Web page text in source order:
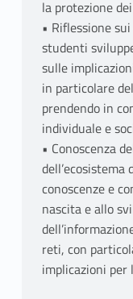
la protezione
• Riflessione
studenti
sulle
in particolare
prendendo in
individuale e
• Conoscenza
conoscenze e
nascita e allo
reti, con
implicazioni per